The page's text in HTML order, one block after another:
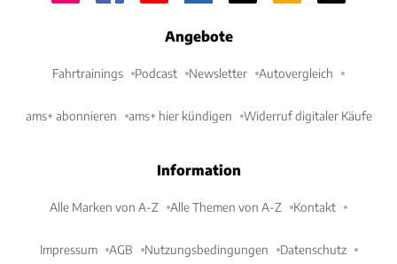
Angebote
Fahrtrainings Podcast Newsletter Autovergleich
ams+ abonnieren ams+ hier kündigen Widerruf digitaler Käufe
Information
Alle Marken von A-Z Alle Themen von A-Z Kontakt
Impressum AGB Nutzungsbedingungen Datenschutz